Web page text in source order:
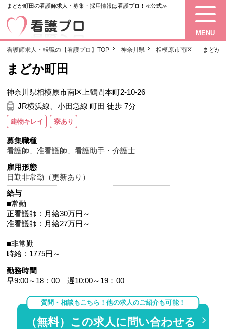
まどか町田の看護師求人・募集・採用情報は看護プロ！≪公式≫
MENU
看護師求人・転職の【看護プロ】TOP 神奈川県 相模原市南区 まどか
まどか町田
神奈川県相模原市南区上鶴間本町2-10-26
JR横浜線、小田急線 町田 徒歩 7分
建物キレイ 寮あり
募集職種
看護師 、准看護師 、看護助手・介護士
雇用形態
日勤非常勤（更新あり）
給与
■常勤
正看護師：月給30万円～
准看護師：月給27万円～
■非常勤
時給：1775円～
勤務時間
早9:00～18：00 遅10:00～19：00
質問・相談もこちら！他の求人のご紹介も可能！
（無料）この求人に問い合わせる